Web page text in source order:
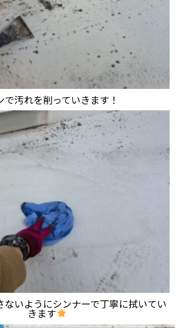
で汚れを削っていきます！
ないようにシンナーで丁寧に拭いてい
きます